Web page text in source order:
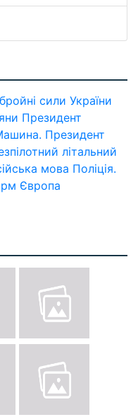
сили України
Президент
Президент
літальний
мова Поліція.
Європа